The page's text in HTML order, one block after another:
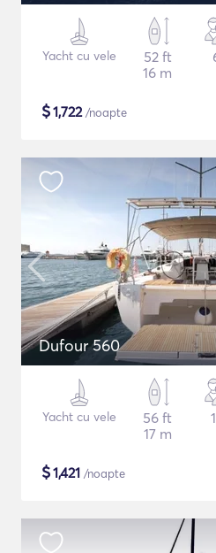
Yacht cu vele
52 ft
16 m
$1,722/noapte
Dufour 560
Yacht cu vele
56 ft
17 m
$1,421 /noapte